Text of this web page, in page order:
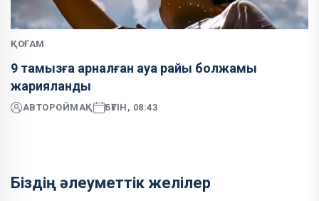
ҚОҒАМ
9 тамызға арналған ауа райы болжамы
жарияланды
АВТОРОЙМАҚ БҮГІН, 08:43
Біздің әлеуметтік желілер